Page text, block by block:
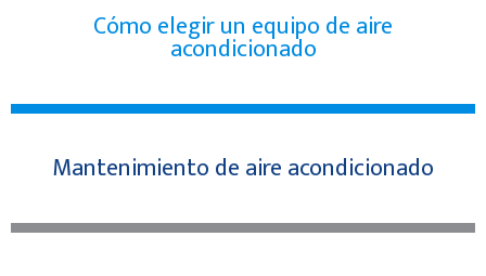
Cómo elegir un equipo de aire
acondicionado
Mantenimiento de aire acondicionado